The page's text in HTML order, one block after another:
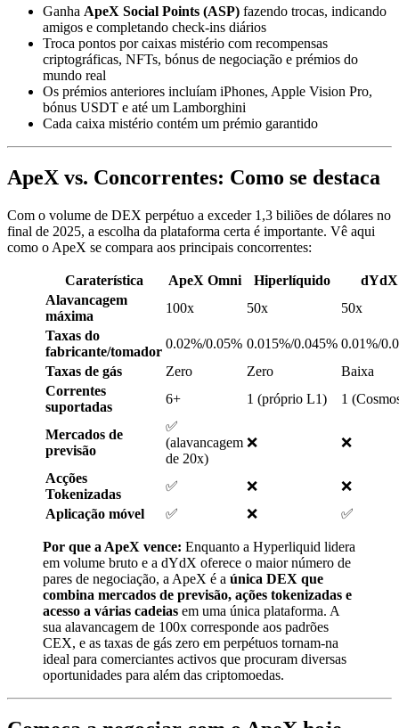
Ganha ApeX Social Points (ASP) fazendo trocas, indicando
amigos e completando check-ins diários
Troca pontos por caixas mistério com recompensas
criptográficas, NFTs, bónus de negociação e prémios do
mundo real
Os prémios anteriores incluíam iPhones, Apple Vision Pro,
bónus USDT e até um Lamborghini
Cada caixa mistério contém um prémio garantido
ApeX vs. Concorrentes: Como se destaca
Com o volume de DEX perpétuo a exceder 1,3 biliões de dólares no
final de 2025, a escolha da plataforma certa é importante. Vê aqui
como o ApeX se compara aos principais concorrentes:
Caraterística ApeX Omni Hiperlíquido
dYdX
Alavancagem
máxima
100x 50x
50x
Taxas do
fabricante/tomador
0.02%/0.05% 0.015%/0.045% 0.01%/
Taxas de gás
Zero Zero
Baixa
Correntes
suportadas
6+ 1 (próprio L1) 1
Mercados de
previsão
✅
(alavancagem
de 20x)
❌ ❌
Acções
Tokenizadas
✅ ❌
❌
Aplicação móvel
✅ ❌ ✅
Por que a ApeX vence: Enquanto a Hyperliquid lidera
em volume bruto e a dYdX oferece o maior número de
pares de negociação, a ApeX é a única DEX que
combina mercados de previsão, ações tokenizadas e
acesso a várias cadeias em uma única plataforma. A
sua alavancagem de 100x corresponde aos padrões
CEX, e as taxas de gás zero em perpétuos tornam-na
ideal para comerciantes activos que procuram diversas
oportunidades para além das criptomoedas.